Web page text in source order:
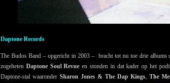
Daptone Records
The Budos Band – opgericht in 2003 – bracht tot nu toe drie albums
zogeheten Daptone Soul Revue en stonden in dat kader op het
Daptone-stal waaronder Sharon Jones & The Dap Kings, The